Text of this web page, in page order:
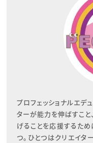
プロフェッショナルエデ
ターが能力を伸ばすこと
げることを応援するた
つ。ひとつはクリエイ